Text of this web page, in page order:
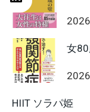
女
HIIT ソラパ姫